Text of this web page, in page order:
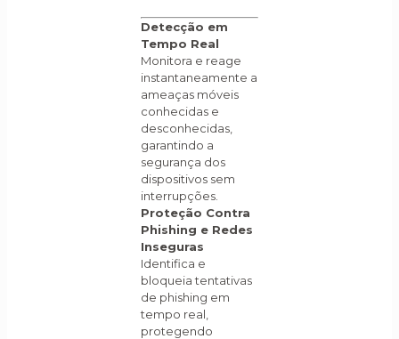
Detecção em
Tempo Real
Monitora e reage
instantaneamente a
ameaças móveis
conhecidas e
desconhecidas,
garantindo a
segurança dos
dispositivos sem
interrupções.
Proteção Contra
Phishing e Redes
Inseguras
Identifica e
bloqueia tentativas
de phishing em
tempo real,
protegendo